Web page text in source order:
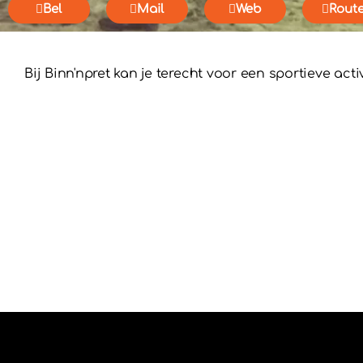
Bel Mail Web
Bij Binn'npret kan je terecht voor een sportieve